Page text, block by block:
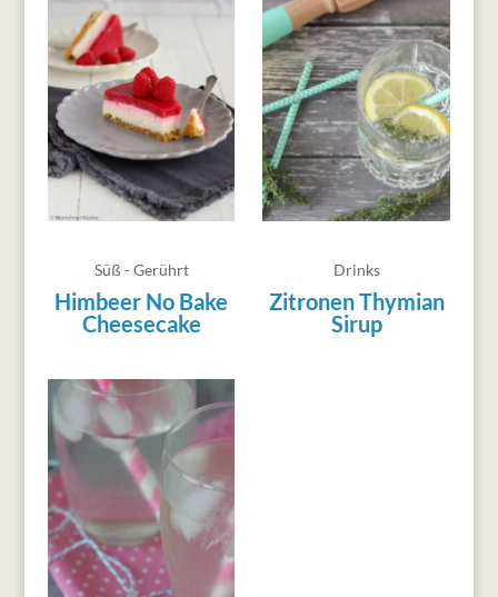
Süß - Gerührt
Himbeer No Bake
Cheesecake
Drinks
Zitronen Thymian
Sirup